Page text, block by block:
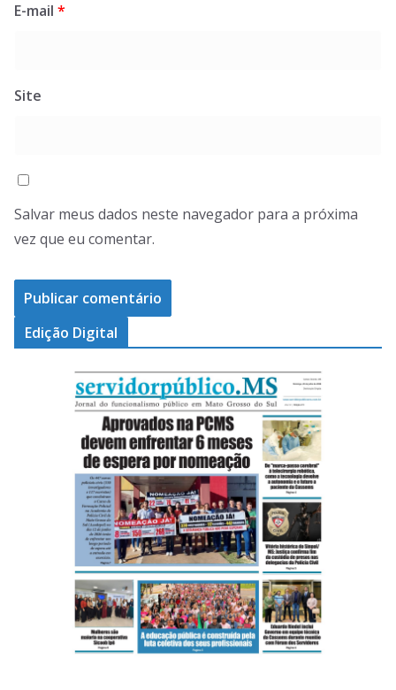
E-mail *
Site
Salvar meus dados neste navegador para a próxima
vez que eu comentar.
Edição Digital